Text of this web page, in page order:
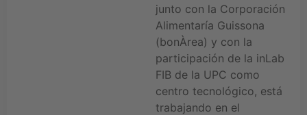
junto con la Corporación
Alimentaría Guissona
(bonÀrea) y con la
participación de la inLab
FIB de la UPC como
centro tecnológico, está
trabajando en el